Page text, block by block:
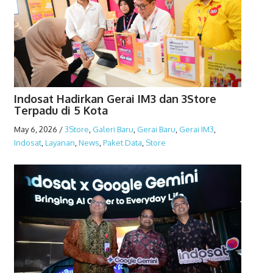
Indosat Hadirkan Gerai IM3 dan 3Store
Terpadu di 5 Kota
May 6, 2026 /3Store, Galeri Baru, Gerai Baru, Gerai IM3,
Indosat,Layanan,News,Paket Data, Store